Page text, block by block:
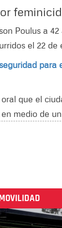
Poulus a
el 22 de
para
que el
medio de